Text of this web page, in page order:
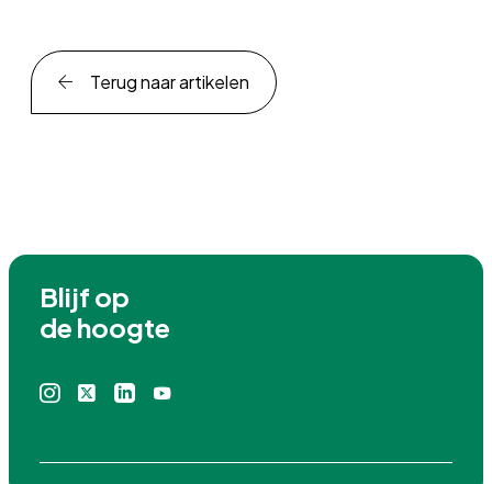
Terug naar artikelen
Blijf op
de hoogte
InstagramLinkedin